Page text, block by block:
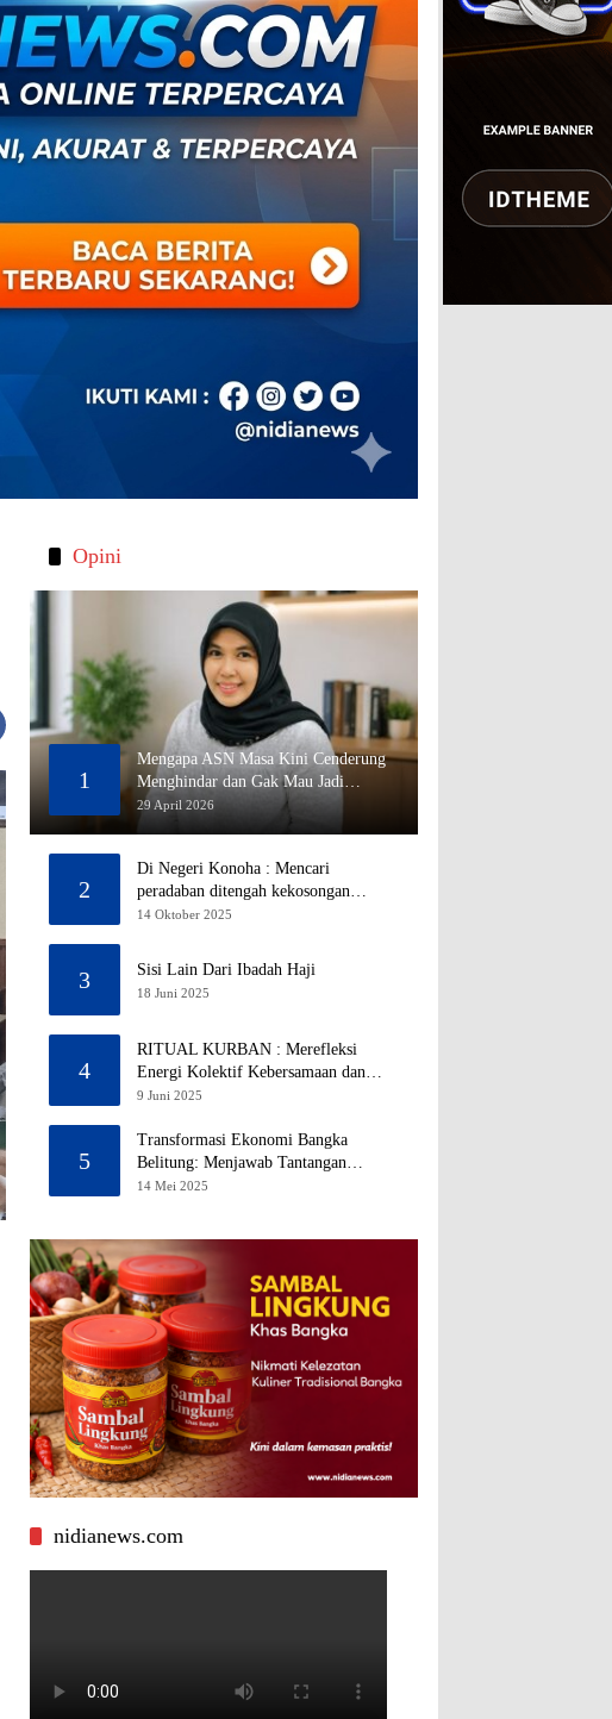
Opini
1
Mengapa ASN Masa Kini Cenderung
Menghindar dan Gak Mau Jadi
Pejabat?
29 April 2026
2
Di Negeri Konoha : Mencari
peradaban ditengah kekosongan
pendidikan
14 Oktober 2025
3 Sisi Lain Dari Ibadah Haji
18 Juni 2025
4
RITUAL KURBAN : Merefleksi
Energi Kolektif Kebersamaan dan
Mengeliminasi Sifat Kebinatangan
9 Juni 2025
5
Transformasi Ekonomi Bangka
Belitung: Menjawab Tantangan
Melalui Pengelolaan Sumber Daya
14 Mei 2025
nidianews.com